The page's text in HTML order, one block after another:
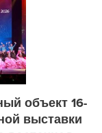
объект 16-
выставки